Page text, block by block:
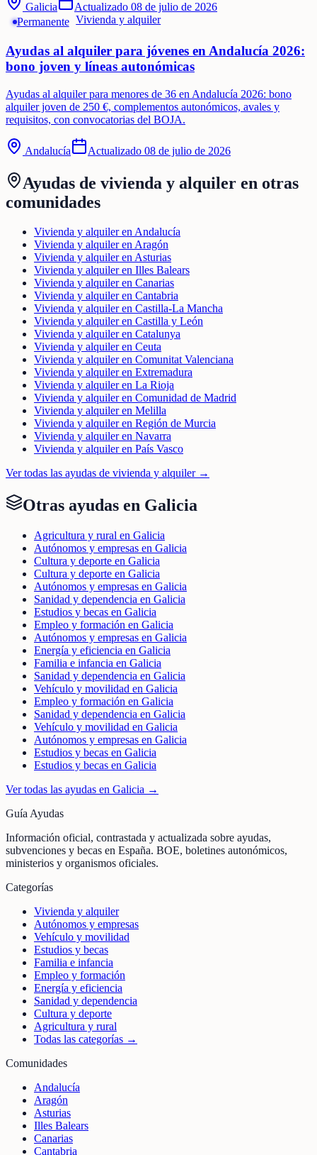
Galicia Actualizado 08 de julio de 2026
Permanente Vivienda y alquiler
Ayudas al alquiler para jóvenes en Andalucía 2026:
bono joven y líneas autonómicas
Ayudas al alquiler para menores de 36 en Andalucía 2026: bono
alquiler joven de 250 €, complementos autonómicos, avales y
requisitos, con convocatorias del BOJA.
Andalucía Actualizado 08 de julio de 2026
Ayudas de vivienda y alquiler en otras
comunidades
Vivienda y alquiler en Andalucía
Vivienda y alquiler en Aragón
Vivienda y alquiler en Asturias
Vivienda y alquiler en Illes Balears
Vivienda y alquiler en Canarias
Vivienda y alquiler en Cantabria
Vivienda y alquiler en Castilla-La Mancha
Vivienda y alquiler en Castilla y León
Vivienda y alquiler en Catalunya
Vivienda y alquiler en Ceuta
Vivienda y alquiler en Comunitat Valenciana
Vivienda y alquiler en Extremadura
Vivienda y alquiler en La Rioja
Vivienda y alquiler en Comunidad de Madrid
Vivienda y alquiler en Melilla
Vivienda y alquiler en Región de Murcia
Vivienda y alquiler en Navarra
Vivienda y alquiler en País Vasco
Ver todas las ayudas de vivienda y alquiler→
Otras ayudas en Galicia
Agricultura y rural en Galicia
Autónomos y empresas en Galicia
Cultura y deporte en Galicia
Cultura y deporte en Galicia
Autónomos y empresas en Galicia
Sanidad y dependencia en Galicia
Estudios y becas en Galicia
Empleo y formación en Galicia
Autónomos y empresas en Galicia
Energía y eficiencia en Galicia
Familia e infancia en Galicia
Sanidad y dependencia en Galicia
Vehículo y movilidad en Galicia
Empleo y formación en Galicia
Sanidad y dependencia en Galicia
Vehículo y movilidad en Galicia
Autónomos y empresas en Galicia
Estudios y becas en Galicia
Estudios y becas en Galicia
Ver todas las ayudas en Galicia →
Guía Ayudas
Información oficial, contrastada y actualizada sobre ayudas,
subvenciones y becas en España. BOE, boletines autonómicos,
ministerios y organismos oficiales.
Categorías
Vivienda y alquiler
Autónomos y empresas
Vehículo y movilidad
Estudios y becas
Familia e infancia
Empleo y formación
Energía y eficiencia
Sanidad y dependencia
Cultura y deporte
Agricultura y rural
Todas las categorías →
Comunidades
Andalucía
Aragón
Asturias
Illes Balears
Canarias
Cantabria